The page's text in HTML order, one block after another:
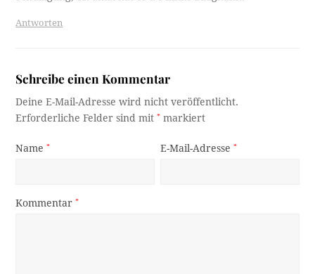
Antworten
Schreibe einen Kommentar
Deine E-Mail-Adresse wird nicht veröffentlicht.
Erforderliche Felder sind mit* markiert
Name* E-Mail-Adresse*
Kommentar*